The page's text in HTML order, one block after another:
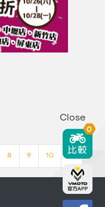
8 9 10 >>
Close
0